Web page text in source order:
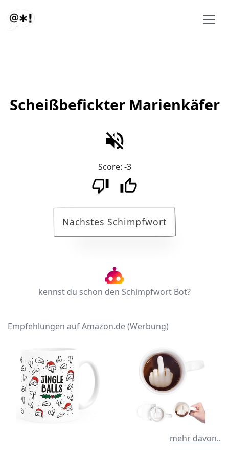
Scheißbefickter Marienkäfer
Score: -3
Nächstes Schimpfwort
kennst du schon den Schimpfwort Bot?
Empfehlungen auf Amazon.de (Werbung)
mehr davon..